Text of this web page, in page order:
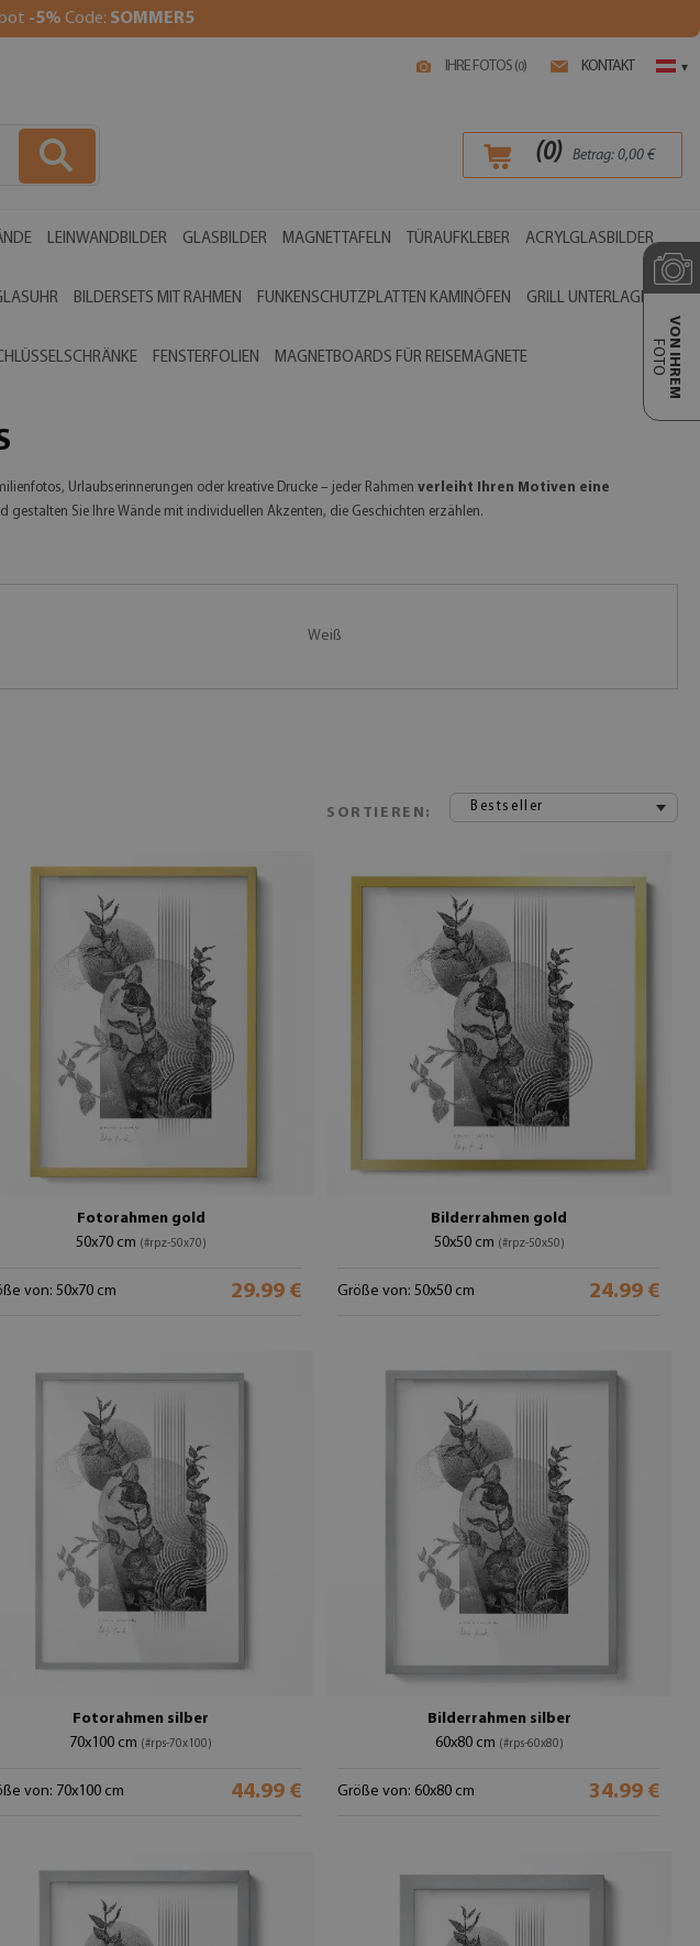
-5% Code: SOMMER5
IHRE FOTOS (0) KONTAKT ▾
(0) Betrag: 0,00€
LEINWANDBILDER GLASBILDER MAGNETTAFELN TÜRAUFKLEBER ACRYLGLASBILDER
BILDERSETS MIT RAHMEN FUNKENSCHUTZPLATTEN KAMINÖFEN GRILL UNTERLAGEN
FENSTERFOLIEN MAGNETBOARDS FÜR REISEMAGNETE VON IHREM
FOTO
Urlaubserinnerungen oder kreative Drucke – jeder Rahmen verleiht Ihren Motiven eine
Sie Ihre Wände mit individuellen Akzenten, die Geschichten erzählen.
Weiß
SORTIEREN: Bestseller
Fotorahmen gold
50x70 cm (#rpz-50x70)
von: 50x70 cm 29.99 €
Bilderrahmen gold
50x50 cm (#rpz-50x50)
Größe von: 50x50 cm 24.99 €
Fotorahmen silber
70x100 cm (#rps-70x100)
von: 70x100 cm 44.99 €
Bilderrahmen silber
60x80 cm (#rps-60x80)
Größe von: 60x80 cm 34.99 €